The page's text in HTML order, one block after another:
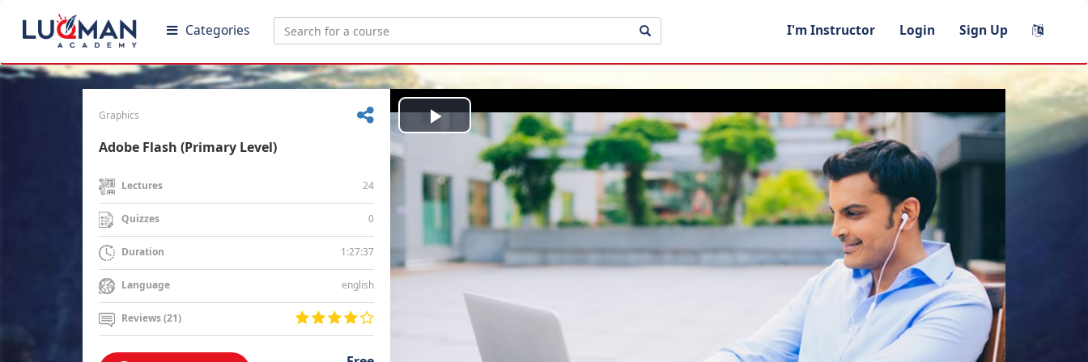
Categories I'm Instructor Login Sign Up
Graphics
Adobe Flash (Primary Level)
Lectures 24
Quizzes 0
Duration 1:27:37
Language english
Reviews (21)
Play
Video